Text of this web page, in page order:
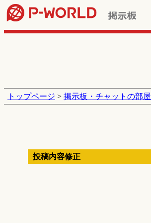
トップページ > 掲示板・チャットの部屋
投稿内容修正